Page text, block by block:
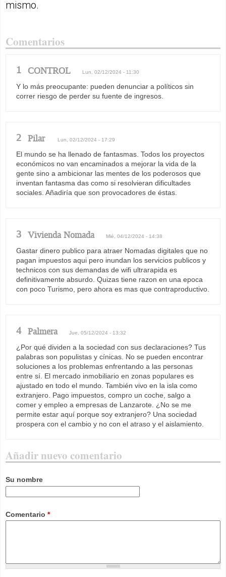
mismo.
Comentarios
1 CONTROL Lun, 02/12/2024 - 11:30
Y lo más preocupante: pueden denunciar a políticos sin
correr riesgo de perder su fuente de ingresos.
2 Pilar Lun, 02/12/2024 - 17:29
El mundo se ha llenado de fantasmas. Todos los proyectos
económicos no van encaminados a mejorar la vida de la
gente sino a ambicionar las mentes de los poderosos que
inventan fantasma das como si resolvieran dificultades
sociales. Añadiría que son provocadores de éstas.
3 Vivienda Nomada Mié, 04/12/2024 - 14:38
Gastar dinero publico para atraer Nomadas digitales que no
pagan impuestos aqui pero inundan los servicios publicos y
technicos con sus demandas de wifi ultrarapida es
definitivamente absurdo. Quizas tiene razon en una epoca
con poco Turismo, pero ahora es mas que contraproductivo.
4 Palmera Jue, 05/12/2024 - 13:32
¿Por qué dividen a la sociedad con sus declaraciones? Tus
palabras son populistas y cínicas. No se pueden encontrar
soluciones a los problemas enfrentando a las personas
entre sí. El mercado inmobiliario en zonas populares es
ajustado en todo el mundo. También vivo en la isla como
extranjero. Pago impuestos, compro un coche, salgo a
comer y empleo a empresas de Lanzarote. ¿No se me
permite estar aquí porque soy extranjero? Una sociedad
prospera con el cambio y no con el atraso y el aislamiento.
Añadir nuevo comentario
Su nombre
Comentario *